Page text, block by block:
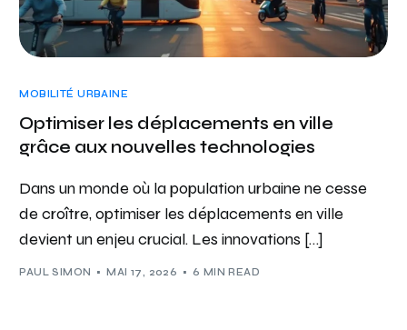
MOBILITÉ URBAINE
Optimiser les déplacements en ville
grâce aux nouvelles technologies
Dans un monde où la population urbaine ne cesse
de croître, optimiser les déplacements en ville
devient un enjeu crucial. Les innovations […]
PAUL SIMON MAI 17, 2026 6 MIN READ